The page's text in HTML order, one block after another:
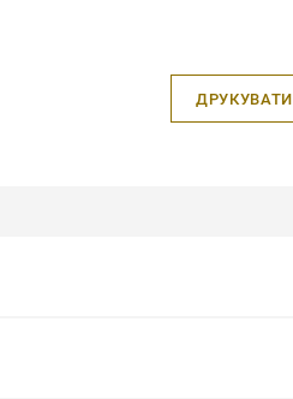
ДРУКУВАТИ